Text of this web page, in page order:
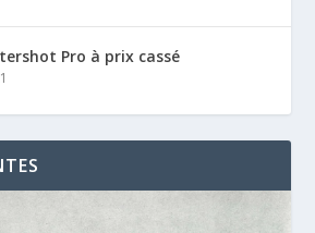
Pro à prix cassé